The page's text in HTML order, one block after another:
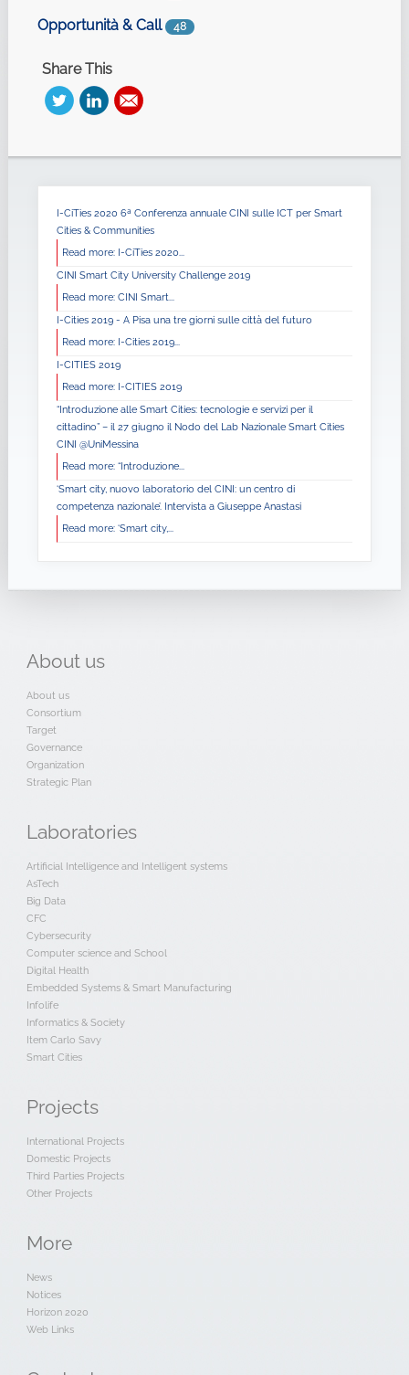
Opportunità & Call 48
Share This
I-CiTies 2020 6ª Conferenza annuale CINI sulle ICT per Smart
Cities & Communities
Read more: I-CiTies 2020...
CINI Smart City University Challenge 2019
Read more: CINI Smart...
I-Cities 2019 - A Pisa una tre giorni sulle città del futuro
Read more: I-Cities 2019...
I-CITIES 2019
Read more: I-CITIES 2019
“Introduzione alle Smart Cities: tecnologie e servizi per il
cittadino” – il 27 giugno il Nodo del Lab Nazionale Smart Cities
CINI @UniMessina
Read more: “Introduzione...
‘Smart city, nuovo laboratorio del CINI: un centro di
competenza nazionale’. Intervista a Giuseppe Anastasi
Read more: ‘Smart city,...
About us
About us
Consortium
Target
Governance
Organization
Strategic Plan
Laboratories
Artificial Intelligence and Intelligent systems
AsTech
Big Data
CFC
Cybersecurity
Computer science and School
Digital Health
Embedded Systems & Smart Manufacturing
Infolife
Informatics & Society
Item Carlo Savy
Smart Cities
Projects
International Projects
Domestic Projects
Third Parties Projects
Other Projects
More
News
Notices
Horizon 2020
Web Links